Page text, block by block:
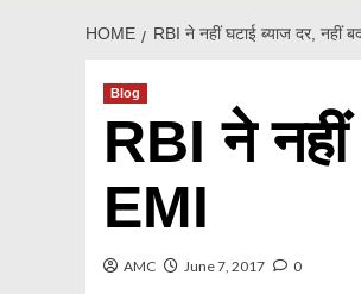
HOME RBI ने नहीं घटाई ब्याज दर, नहीं
Blog
RBI ने नहीं
EMI
AMC June 7, 2017 0